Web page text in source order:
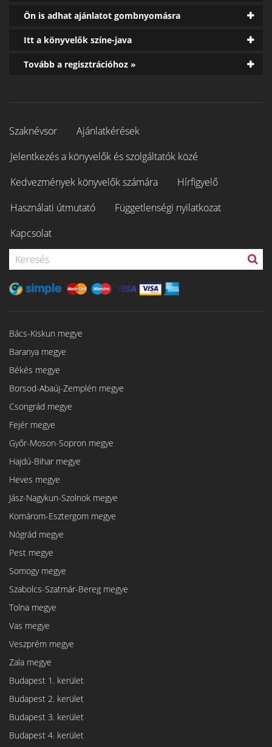
Ön is adhat ajánlatot gombnyomásra
Itt a könyvelők színe-java
Tovább a regisztrációhoz »
Szaknévsor
Ajánlatkérések
Jelentkezés a könyvelők és szolgáltatók közé
Kedvezmények könyvelők számára
Hírfigyelő
Használati útmutató
Függetlenségi nyilatkozat
Kapcsolat
Bács-Kiskun megye
Baranya megye
Békés megye
Borsod-Abaúj-Zemplén megye
Csongrád megye
Fejér megye
Győr-Moson-Sopron megye
Hajdú-Bihar megye
Heves megye
Jász-Nagykun-Szolnok megye
Komárom-Esztergom megye
Nógrád megye
Pest megye
Somogy megye
Szabolcs-Szatmár-Bereg megye
Tolna megye
Vas megye
Veszprém megye
Zala megye
Budapest 1. kerület
Budapest 2. kerület
Budapest 3. kerület
Budapest 4. kerület